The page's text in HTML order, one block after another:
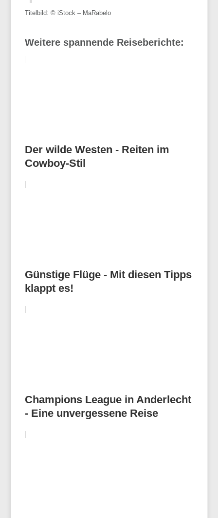
Titelbild: © iStock – MaRabelo
Weitere spannende Reiseberichte:
Der wilde Westen - Reiten im
Cowboy-Stil
Günstige Flüge - Mit diesen Tipps
klappt es!
Champions League in Anderlecht
- Eine unvergessene Reise